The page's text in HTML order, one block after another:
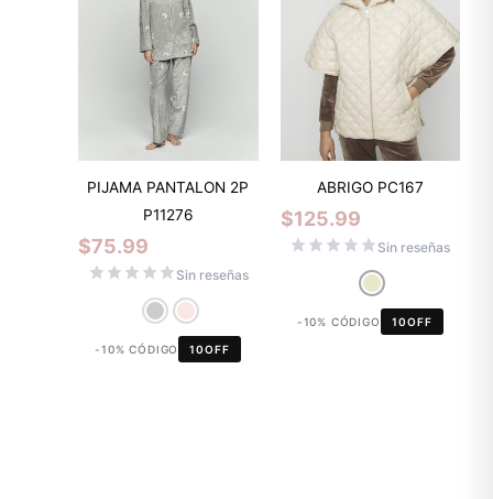
PIJAMA PANTALON 2P
P11276
$75.99
Sin reseñas
-10% CÓDIGO 10OFF
ABRIGO PC167
$125.99
Sin reseñas
-10% CÓDIGO 10OFF